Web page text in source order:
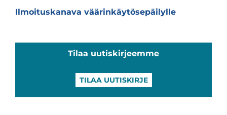
Ilmoituskanava väärinkäytösepäilylle
Tilaa uutiskirjeemme
TILAA UUTISKIRJE